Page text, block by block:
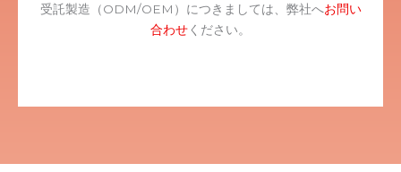
受託製造（ODM/OEM）につきましては、弊社へお問い
合わせください。